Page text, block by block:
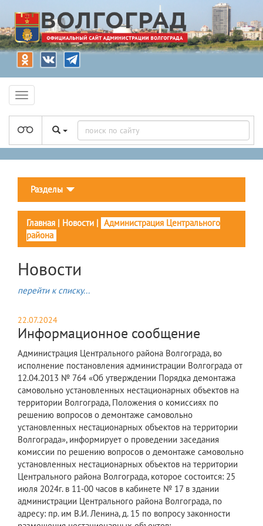
Разделы
Главная | Новости | Администрация Центрального
района
Новости
перейти к списку...
22.07.2024
Информационное сообщение
Администрация Центрального района Волгограда, во
исполнение постановления администрации Волгограда от
12.04.2013 № 764 «Об утверждении Порядка демонтажа
самовольно установленных нестационарных объектов на
территории Волгограда, Положения о комиссиях по
решению вопросов о демонтаже самовольно
установленных нестационарных объектов на территории
Волгограда», информирует о проведении заседания
комиссии по решению вопросов о демонтаже самовольно
установленных нестационарных объектов на территории
Центрального района Волгограда, которое состоится: 25
июля 2024г. в 11-00 часов в кабинете № 17 в здании
администрации Центрального района Волгограда, по
адресу: пр. им В.И. Ленина, д. 15 по вопросу законности